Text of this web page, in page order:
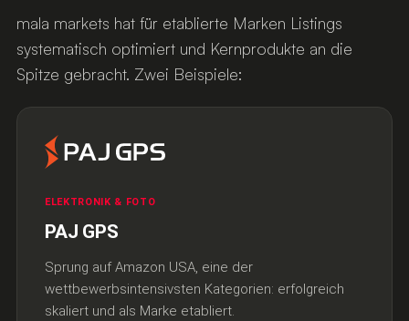
mala markets hat für etablierte Marken Listings
systematisch optimiert und Kernprodukte an die
Spitze gebracht. Zwei Beispiele:
ELEKTRONIK & FOTO
PAJ GPS
Sprung auf Amazon USA, eine der
wettbewerbsintensivsten Kategorien: erfolgreich
skaliert und als Marke etabliert.